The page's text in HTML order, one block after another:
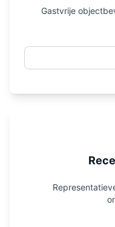
Gastvrije